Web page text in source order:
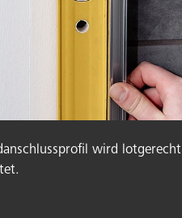
wird lotgerecht